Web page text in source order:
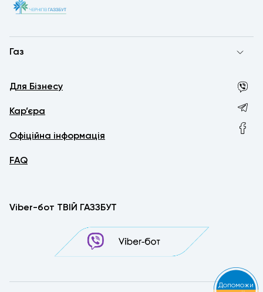
Львів
Миколаїв
Одеса
Тернопіль
Ужгород
Газ
Для Бізнесу
Кар’єра
Офіційна інформація
FAQ
Viber-бот ТВІЙ ГАЗЗБУТ
Допоможи